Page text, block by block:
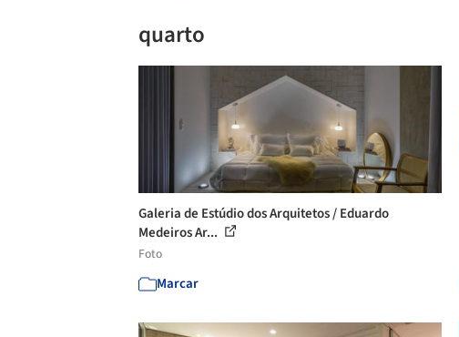
quarto
Galeria de Estúdio dos Arquitetos / Eduardo
Medeiros Ar...
Foto
Marcar